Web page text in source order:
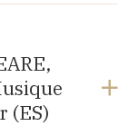
(ES)